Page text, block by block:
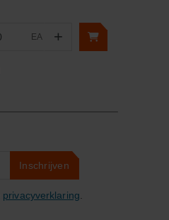
EA +
Inschrijven
privacyverklaring